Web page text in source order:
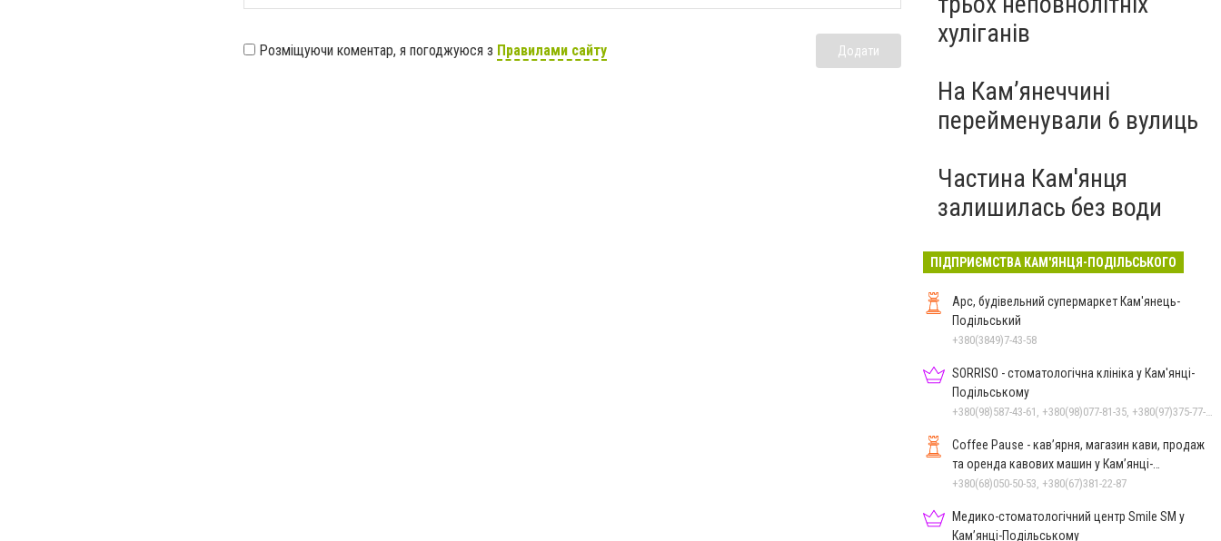
Розміщуючи коментар, я погоджуюся з Правилами сайту Додати
хуліганів
На Камʼянеччині
перейменували 6 вулиць
Частина Кам'янця
залишилась без води
ПІДПРИЄМСТВА КАМ'ЯНЦЯ-ПОДІЛЬСЬКОГО
Арс, будівельний супермаркет Кам'янець-
Подільський
+380(3849)7-43-58
SORRISO - стоматологічна клініка у Кам'янці-
Подільському
+380(98)587-43-61, +380(98)077-81-35, +380(97)375-77-72, +380(97)982-31-07
Coffee Pause - кав’ярня, магазин кави, продаж
та оренда кавових машин у Кам’янці-
Подільському
+380(68)050-50-53, +380(67)381-22-87
Медико-стоматологічний центр Smile SM у
Кам’янці-Подільському